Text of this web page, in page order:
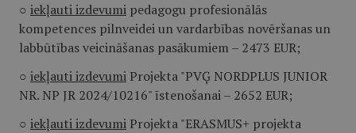
○ iekļauti izdevumi pedagogu profesionālās
kompetences pilnveidei un vardarbības novēršanas un
labbūtības veicināšanas pasākumiem – 2473 EUR;
○ iekļauti izdevumi Projekta "PVĢ NORDPLUS JUNIOR
NR. NP JR 2024/10216" īstenošanai – 2652 EUR;
○ iekļauti izdevumi Projekta "ERASMUS+ projekta